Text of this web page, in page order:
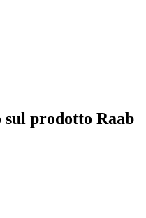
prodotto Raab